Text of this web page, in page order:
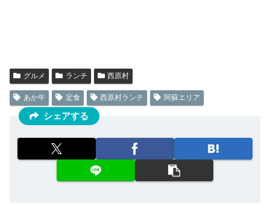
グルメ ランチ 西原村
あか牛 定食 西原村ランチ 阿蘇エリア
シェアする